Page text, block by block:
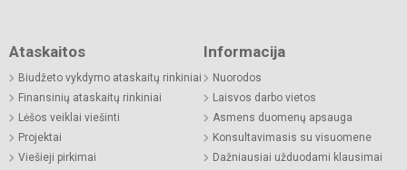
Ataskaitos
Biudžeto vykdymo ataskaitų rinkiniai
Finansinių ataskaitų rinkiniai
Lėšos veiklai viešinti
Projektai
Viešieji pirkimai
Informacija
Nuorodos
Laisvos darbo vietos
Asmens duomenų apsauga
Konsultavimasis su visuomene
Dažniausiai užduodami klausimai